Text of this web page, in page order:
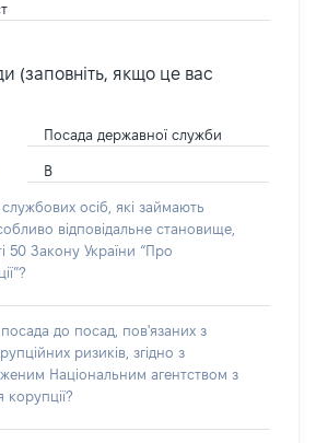
(заповніть, якщо це вас
Посада державної служби
В
осіб, які займають
відповідальне становище,
50 Закону України “Про
до посад, пов'язаних з
ризиків, згідно з
Національним агентством з
корупції?